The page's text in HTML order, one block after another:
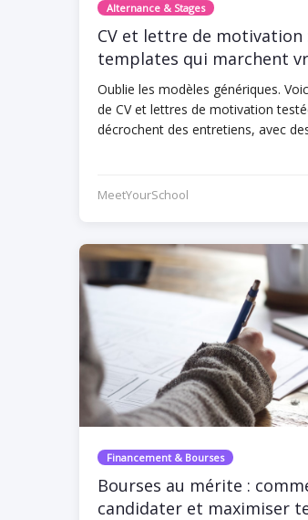
Alternance & Stages
CV et lettre de motivation
templates qui marchent
Oublie les modèles génériques.
de CV et lettres de motivation
décrochent des entretiens, avec
MeetYourSchool
Financement & Bourses
Bourses au mérite :
candidater et maximiser